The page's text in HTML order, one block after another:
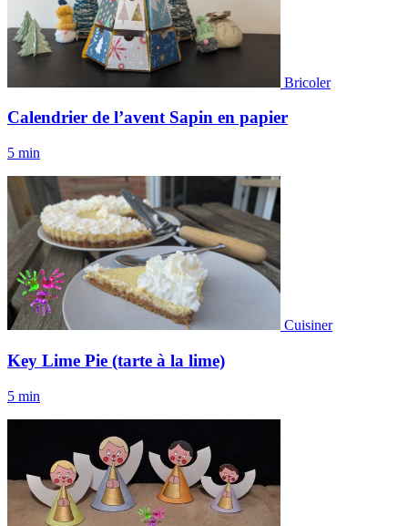
Bricoler
Calendrier de l’avent Sapin en papier
5 min
Cuisiner
Key Lime Pie (tarte à la lime)
5 min